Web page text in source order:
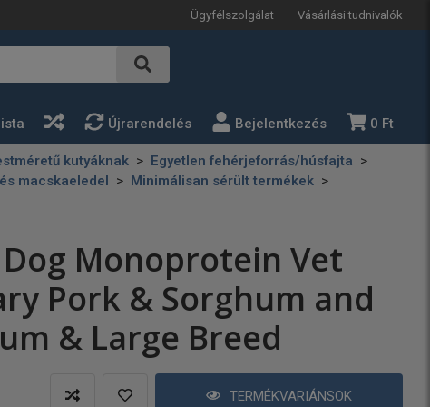
Ügyfélszolgálat Vásárlási tudnivalók
Újrarendelés Bejelentkezés 0 Ft
kutyáknak
Egyetlen fehérjeforrás/húsfajta
macskaeledel
Minimálisan sérült termékek
Monoprotein Vet
Pork & Sorghum and
& Large Breed
TERMÉKVARIÁNSOK